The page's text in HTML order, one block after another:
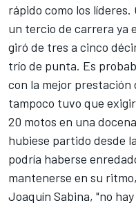
rápido como los líderes.
un tercio de carrera ya
giró de tres a cinco
trío de punta. Es
con la mejor prestación
tampoco tuvo que
20 motos en una
hubiese partido desde
podría haberse
mantenerse en su
Joaquín Sabina, "no